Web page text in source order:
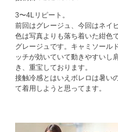
3〜4Lリピート。
前回はグレージュ、今回はネイ
色は写真よりも落ち着いた紺色
グレージュです。キャミソール
ッチが効いていて動きやすいし
き、重宝しております。
接触冷感とはいえボレロは暑い